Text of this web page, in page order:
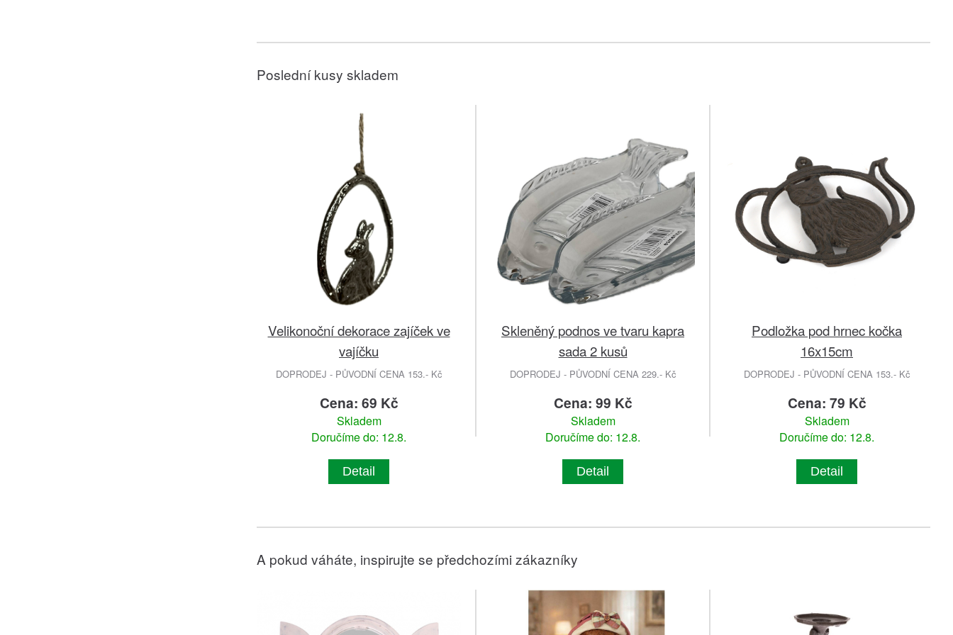
Poslední kusy skladem
Velikonoční dekorace zajíček ve
vajíčku
DOPRODEJ - PŮVODNÍ CENA 153.- Kč
Cena: 69 Kč
Skladem
Doručíme do: 12.8.
Detail
Skleněný podnos ve tvaru kapra
sada 2 kusů
DOPRODEJ - PŮVODNÍ CENA 229.- Kč
Cena: 99 Kč
Skladem
Doručíme do: 12.8.
Detail
Podložka pod hrnec kočka
16x15cm
DOPRODEJ - PŮVODNÍ CENA 153.- Kč
Cena: 79 Kč
Skladem
Doručíme do: 12.8.
Detail
A pokud váháte, inspirujte se předchozími zákazníky